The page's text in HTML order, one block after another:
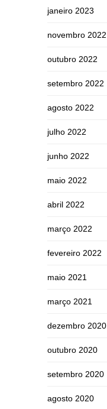
janeiro 2023
novembro 2022
outubro 2022
setembro 2022
agosto 2022
julho 2022
junho 2022
maio 2022
abril 2022
março 2022
fevereiro 2022
maio 2021
março 2021
dezembro 2020
outubro 2020
setembro 2020
agosto 2020